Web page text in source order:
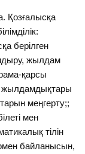
Қозғалысқа
берілген
жылдам
қарсы
жылдамдықтары
меңгерту;;
мен
тілін
байланысын,